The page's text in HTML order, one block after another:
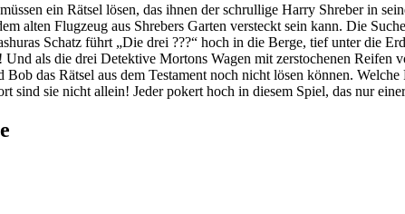
ein Rätsel lösen, das ihnen der schrullige Harry Shreber in
alten Flugzeug aus Shrebers Garten versteckt sein kann. Die
Schatz führt „Die drei ???“ hoch in die Berge, tief unter die
als die drei Detektive Mortons Wagen mit zerstochenen Reifen
das Rätsel aus dem Testament noch nicht lösen können.
sind sie nicht allein! Jeder pokert hoch in diesem Spiel, das nur